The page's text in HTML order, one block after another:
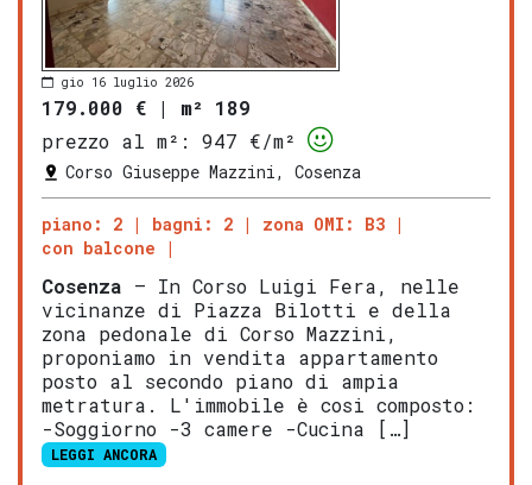
gio 16 luglio 2026
179.000 € | m² 189
prezzo al m²:
947 €/m²
Corso Giuseppe Mazzini, Cosenza
piano: 2 bagni: 2
zona OMI: B3
con balcone
Cosenza – In Corso Luigi Fera, nelle
vicinanze di Piazza Bilotti e della
zona pedonale di Corso Mazzini,
proponiamo in vendita appartamento
posto al secondo piano di ampia
metratura. L'immobile è cosi composto:
-Soggiorno -3 camere -Cucina […]
LEGGI ANCORA